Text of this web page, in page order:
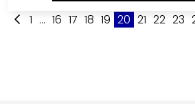
1 ... 16 17 18 19 20 21 22 23